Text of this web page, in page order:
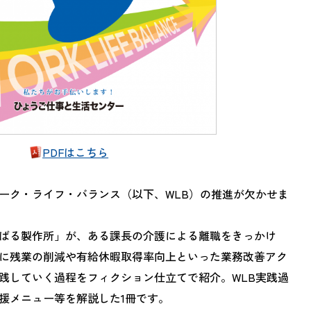
PDFはこちら
ク・ライフ・バランス（以下、WLB）の推進が欠かせま
る製作所」が、ある課長の介護による離職をきっかけ
残業の削減や有給休暇取得率向上といった業務改善アク
していく過程をフィクション仕立てで紹介。WLB実践過
ニュー等を解説した1冊です。